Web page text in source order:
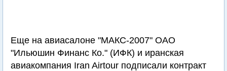
Еще на авиасалоне "МАКС-2007" ОАО
"Ильюшин Финанс Ко." (ИФК) и иранская
авиакомпания Iran Airtour подписали контракт